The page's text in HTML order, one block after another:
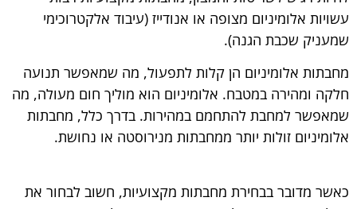
עשויות אלומיניום מצופה או אנודייז (עיבוד אלקטרוכימי
שמעניק שכבת הגנה).
מחבתות אלומיניום הן קלות לתפעול, מה שמאפשר תנועה
חלקה ומהירה במטבח. אלומיניום הוא מוליך חום מעולה, מה
שמאפשר למחבת להתחמם במהירות. בדרך כלל, מחבתות
אלומיניום זולות יותר ממחבתות מנירוסטה או נחושת.
כאשר מדובר בבחירת מחבתות מקצועיות, חשוב לבחור את